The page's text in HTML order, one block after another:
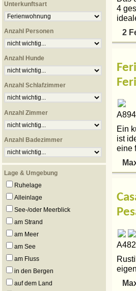
Unterkunftsart
Anzahl Personen
Anzahl Hunde
Anzahl Schlafzimmer
Anzahl Zimmer
Anzahl Badezimmer
Lage & Umgebung
Ruhelage
Alleinlage
See-/oder Meerblick
am Strand
am Meer
am See
am Fluss
in den Bergen
auf dem Land
4
2
Ein
ist
eine